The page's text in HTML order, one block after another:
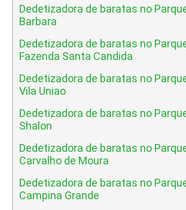
Dedetizadora de baratas no
Barbara
Dedetizadora de baratas no
Fazenda Santa Candida
Dedetizadora de baratas no
Vila Uniao
Dedetizadora de baratas no
Shalon
Dedetizadora de baratas no
Carvalho de Moura
Dedetizadora de baratas no
Campina Grande